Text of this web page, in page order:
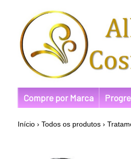
Compre por Marca
Início › Todos os produtos ›